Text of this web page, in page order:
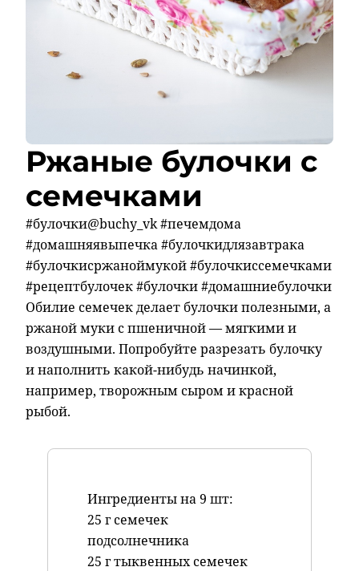
Ржаные булочки с
семечками
#булочки@buchy_vk #печемдома
#домашняявыпечка #булочкидлязавтрака
#булочкисржаноймукой #булочкиссемечками
#рецептбулочек #булочки #домашниебулочки
Обилие семечек делает булочки полезными, а
ржаной муки с пшеничной — мягкими и
воздушными. Попробуйте разрезать булочку
и наполнить какой-нибудь начинкой,
например, творожным сыром и красной
рыбой.
Ингредиенты на 9 шт:
25 г семечек
подсолнечника
25 г тыквенных семечек